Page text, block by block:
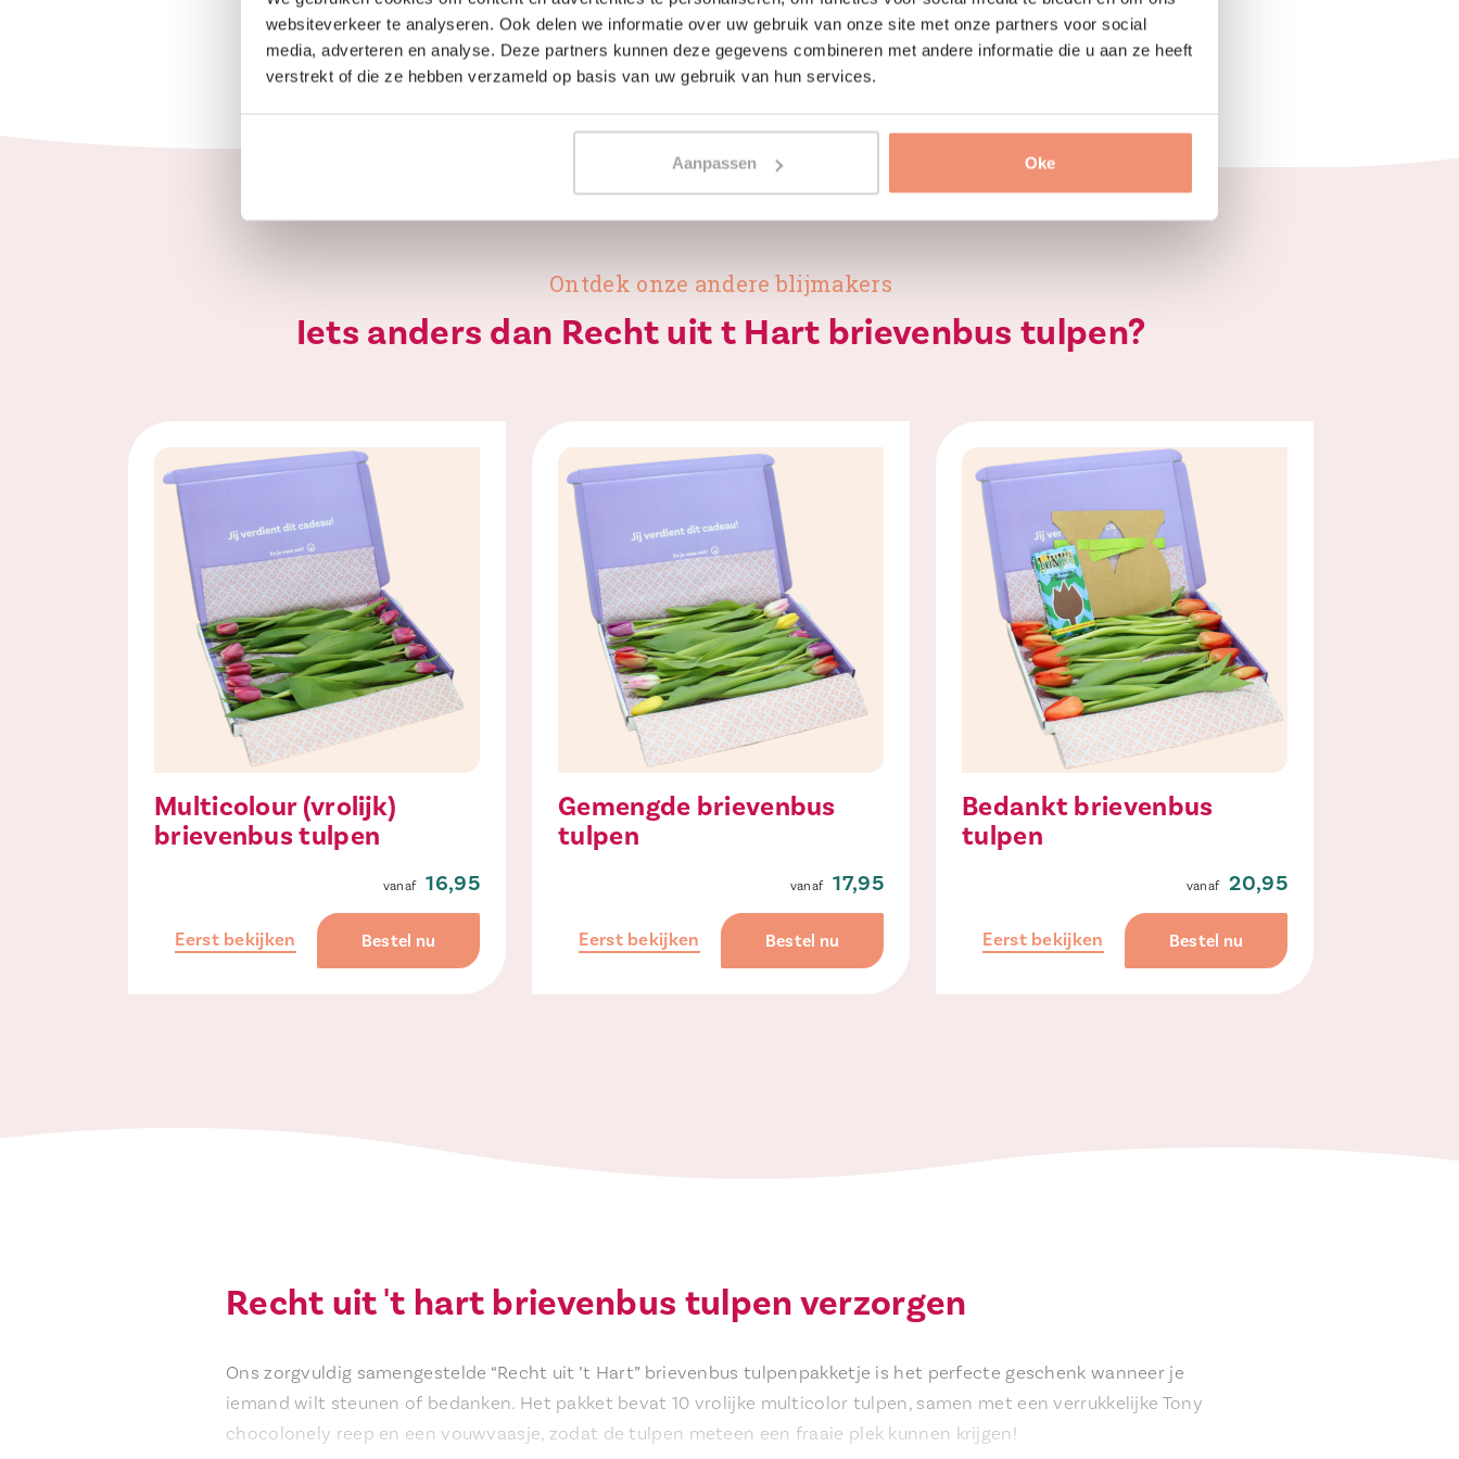
websiteverkeer te analyseren. Ook delen we informatie over uw gebruik van onze site met onze partners voor social
media, adverteren en analyse. Deze partners kunnen deze gegevens combineren met andere informatie die u aan ze heeft
verstrekt of die ze hebben verzameld op basis van uw gebruik van hun services.
Aanpassen Oke
Ontdek onze andere blijmakers
Iets anders dan Recht uit t Hart brievenbus tulpen?
Multicolour (vrolijk)
brievenbus tulpen
16,95
Eerst bekijken Bestel nu
Gemengde brievenbus
tulpen
17,95
Eerst bekijken Bestel nu
Bedankt brievenbus
tulpen
20,95
Eerst bekijken Bestel nu
Recht uit 't hart brievenbus tulpen verzorgen
Ons zorgvuldig samengestelde “Recht uit ’t Hart” brievenbus tulpenpakketje is het perfecte geschenk wanneer je
iemand wilt steunen of bedanken. Het pakket bevat 10 vrolijke multicolor tulpen, samen met een verrukkelijke Tony
chocolonely reep en een vouwvaasje, zodat de tulpen meteen een fraaie plek kunnen krijgen!